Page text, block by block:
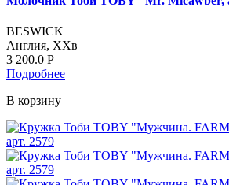
BESWICK
Англия, ХХв
3 200.0 Р
Подробнее
В корзину